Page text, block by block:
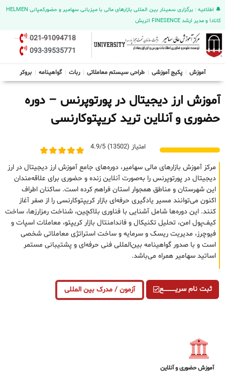
🔔 اطلاعیه : برگزاری سمینار بین المللی بازارهای مالی با میزبانی سهامیر و حضورکمپانی HELMEN
کانادا و مدیر ارشد FINESENCE اتریش
021-91094718
093-39535771
آموزش پکیج آموزشی طراحی سیستم معاملاتی ربات گواهینامه بروکر
آموزش ارز دیجیتال در پورتوپرنس – دوره
حضوری و آنلاین ترید کریپتوکارنسی
امتیاز (13502) 4.9/5
مرکز آموزش بازارهای مالی سهامیر، دوره‌های جامع آموزش ارز دیجیتال در ارز
دیجیتال در پورتوپرنس را به‌صورت آنلاین زنده و حضوری برای علاقه‌مندان
این شهرستان و مناطق همجوار استان فراهم کرده است. ساکنان اطراف
اکنون می‌توانند مسیر یادگیری حرفه‌ای بازار کریپتوکارنسی را از صفر آغاز
کنند. این دوره‌ها شامل آشنایی با فناوری بلاکچین، شناخت رمزارزها، ساخت
کیف‌پول امن، تحلیل تکنیکال و فاندامنتال بازار کریپتو، معاملات اسپات و
فیوچرز، مدیریت ریسک و سرمایه و ساخت استراتژی معاملاتی شخصی
است و با صدور گواهینامه بین‌المللی فنی حرفه‌ای و پشتیبانی مستمر
اساتید سهامیر همراه می‌باشد.
ثبت نام سریــــــــــــع آزمون / مدرک بین المللی
آموزش حضوری و آنلاین